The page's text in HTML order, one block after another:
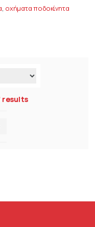
οχήματα ποδοκίνητα
results